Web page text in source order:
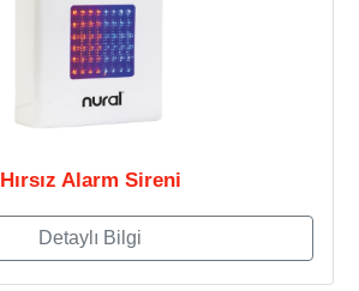
Hırsız Alarm Sireni
Detaylı Bilgi